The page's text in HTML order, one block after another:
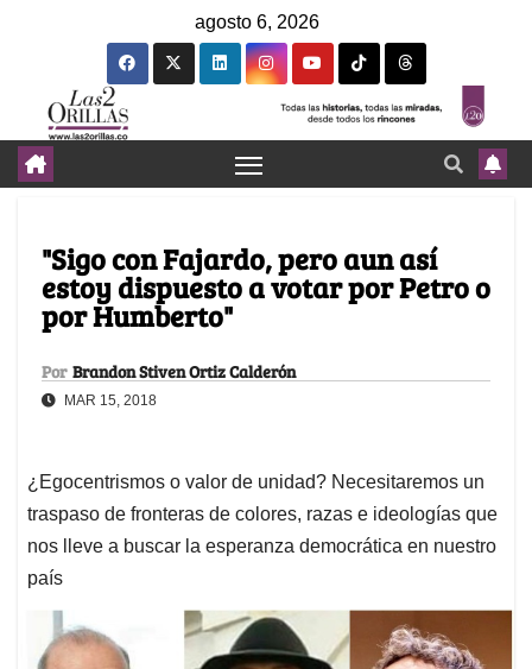
agosto 6, 2026
"Sigo con Fajardo, pero aun así
estoy dispuesto a votar por Petro o
por Humberto"
Por Brandon Stiven Ortiz Calderón
MAR 15, 2018
¿Egocentrismos o valor de unidad? Necesitaremos un
traspaso de fronteras de colores, razas e ideologías que
nos lleve a buscar la esperanza democrática en nuestro
país